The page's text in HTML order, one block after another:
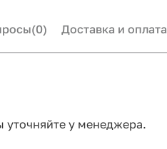
(0) Доставка и оплата
уточняйте у менеджера.